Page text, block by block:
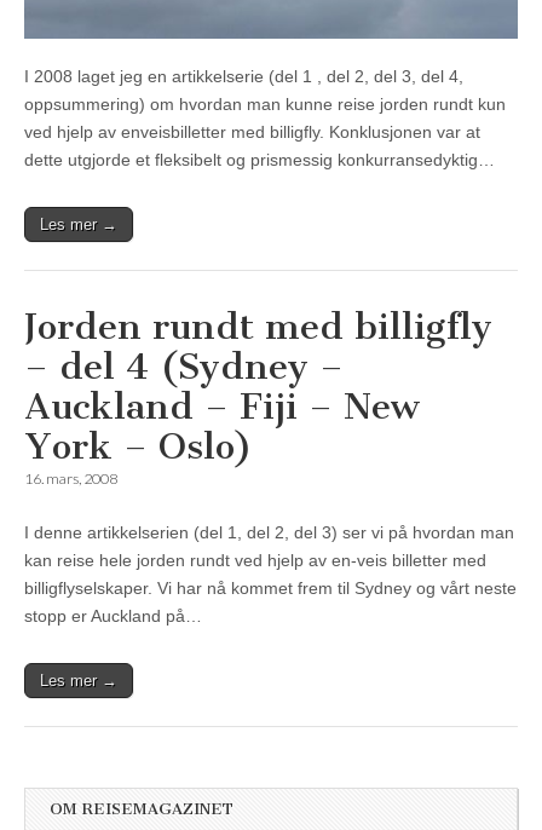
I 2008 laget jeg en artikkelserie (del 1 , del 2, del 3, del 4,
oppsummering) om hvordan man kunne reise jorden rundt kun
ved hjelp av enveisbilletter med billigfly. Konklusjonen var at
dette utgjorde et fleksibelt og prismessig konkurransedyktig…
Les mer →
Jorden rundt med billigfly
– del 4 (Sydney –
Auckland – Fiji – New
York – Oslo)
16. mars, 2008
I denne artikkelserien (del 1, del 2, del 3) ser vi på hvordan man
kan reise hele jorden rundt ved hjelp av en-veis billetter med
billigflyselskaper. Vi har nå kommet frem til Sydney og vårt neste
stopp er Auckland på…
Les mer →
OM REISEMAGAZINET